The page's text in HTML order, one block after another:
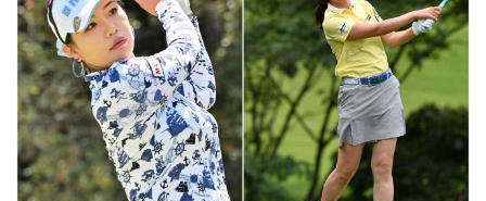
ゴルフ場送迎車はゴルフ場が提供する送迎
サービスで、他お客様との乗り合わせとな
ります。
クリーニング・飲食・買い物等、その他個
人的性質の諸費用
国内旅行傷害保険(任意保険)